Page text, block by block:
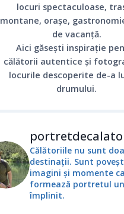
locuri spectaculoase,
montane, orașe,
de vacanță.
Aici găsești inspirație
călătorii autentice și
locurile descoperite de-a
drumului.
Călătoriile nu sunt
destinații. Sunt
imagini și momente
formează portretul
împlinit.